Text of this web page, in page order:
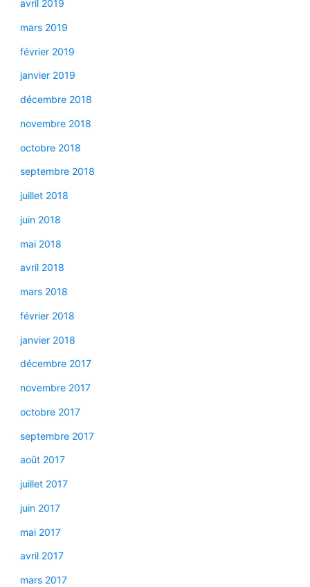
avril 2019
mars 2019
février 2019
janvier 2019
décembre 2018
novembre 2018
octobre 2018
septembre 2018
juillet 2018
juin 2018
mai 2018
avril 2018
mars 2018
février 2018
janvier 2018
décembre 2017
novembre 2017
octobre 2017
septembre 2017
août 2017
juillet 2017
juin 2017
mai 2017
avril 2017
mars 2017